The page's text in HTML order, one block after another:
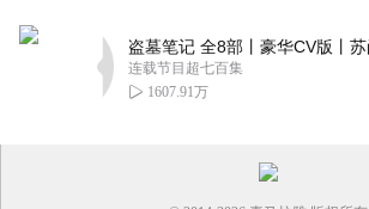
连载节目超七百集
1607.91万